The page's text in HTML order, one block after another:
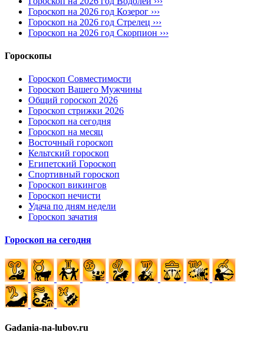
Гороскоп на 2026 год Козерог ›››
Гороскоп на 2026 год Стрелец ›››
Гороскоп на 2026 год Скорпион ›››
Гороскопы
Гороскоп Совместимости
Гороскоп Вашего Мужчины
Общий гороскоп 2026
Гороскоп стрижки 2026
Гороскоп на сегодня
Гороскоп на месяц
Восточный гороскоп
Кельтский гороскоп
Египетский Гороскоп
Спортивный гороскоп
Гороскоп викингов
Гороскоп нечисти
Удача по дням недели
Гороскоп зачатия
Гороскоп на сегодня
Gadania-na-lubov.ru